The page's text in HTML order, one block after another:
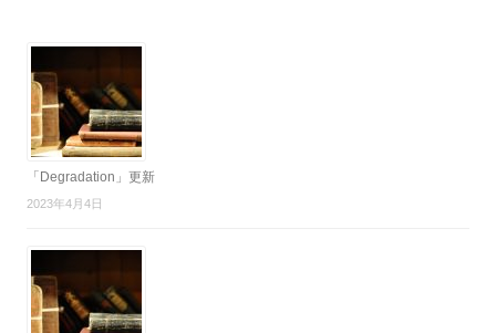
「Degradation」更新
2023年4月4日